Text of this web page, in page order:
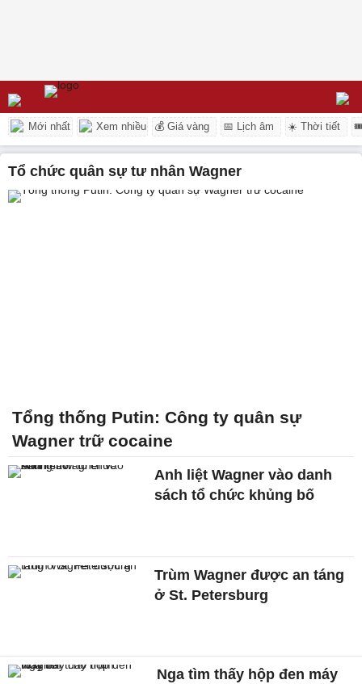
Mới nhất Xem nhiều 💰 Giá vàng 📅 Lịch âm ☀️ Thời tiết
tổ chức quân sự tư nhân Wagner
Tổng thống Putin: Công ty quân sự
Wagner trữ cocaine
Anh liệt Wagner vào danh
sách tổ chức khủng bố
Trùm Wagner được an táng
ở St. Petersburg
Nga tìm thấy hộp đen máy